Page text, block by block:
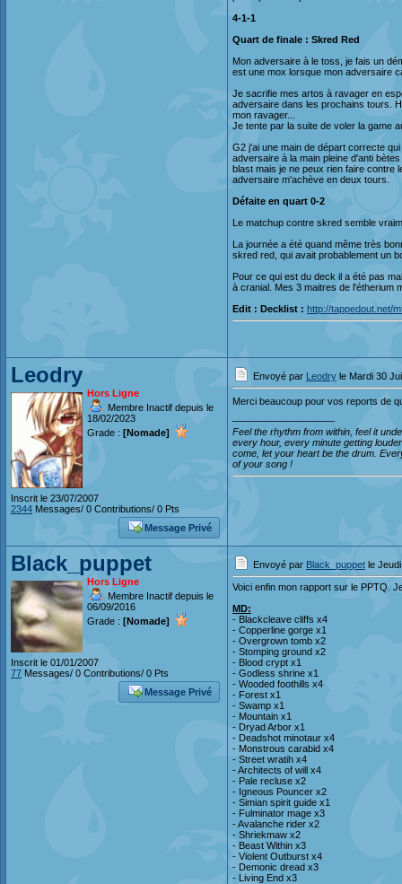
4-1-1
Quart de finale : Skred Red
Mon adversaire à le toss, je fais un
est une mox lorsque mon adversaire
Je sacrifie mes artos à ravager en
adversaire dans les prochains tours.
mon ravager...
Je tente par la suite de voler la game
G2 j'ai une main de départ correcte
adversaire à la main pleine d'anti
blast mais je ne peux rien faire contre
adversaire m'achève en deux tours.
Défaite en quart 0-2
Le matchup contre skred semble
La journée a été quand même très
skred red, qui avait probablement un
Pour ce qui est du deck il a été pas
à cranial. Mes 3 maitres de l'étherium
Edit : Decklist : http://tappedout.net/
Leodry
Hors Ligne
Membre Inactif depuis le
18/02/2023
Grade : [Nomade]
Inscrit le 23/07/2007
2344 Messages/ 0 Contributions/ 0 Pts
Message Privé
Envoyé par Leodry le Mardi 30
Merci beaucoup pour vos reports de
Feel the rhythm from within, feel it
every hour, every minute getting
come, let your heart be the drum.
of your song !
Black_puppet
Hors Ligne
Membre Inactif depuis le
06/09/2016
Grade : [Nomade]
Inscrit le 01/01/2007
77 Messages/ 0 Contributions/ 0 Pts
Message Privé
Envoyé par Black_puppet le
Voici enfin mon rapport sur le PPTQ.
MD:
- Blackcleave cliffs x4
- Copperline gorge x1
- Overgrown tomb x2
- Stomping ground x2
- Blood crypt x1
- Godless shrine x1
- Wooded foothills x4
- Forest x1
- Swamp x1
- Mountain x1
- Dryad Arbor x1
- Deadshot minotaur x4
- Monstrous carabid x4
- Street wratih x4
- Architects of will x4
- Pale recluse x2
- Igneous Pouncer x2
- Simian spirit guide x1
- Fulminator mage x3
- Avalanche rider x2
- Shriekmaw x2
- Beast Within x3
- Violent Outburst x4
- Demonic dread x3
- Living End x3